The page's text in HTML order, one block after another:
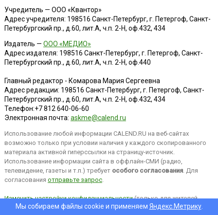
Учредитель — ООО «Квантор»
Адрес учредителя: 198516 Санкт-Петербург, г. Петергоф, Санкт-
Петербургский пр., д.60, лит.А, ч.п. 2-Н, оф.432, 434
Издатель — ООО «МЕДИО»
Адрес издателя: 198516 Санкт-Петербург, г. Петергоф, Санкт-
Петербургский пр., д.60, лит.А, ч.п. 2-Н, оф.440
Главный редактор - Комарова Мария Сергеевна
Адрес редакции: 198516 Санкт-Петербург, г. Петергоф, Санкт-
Петербургский пр., д.60, лит.А, ч.п. 2-Н, оф.432, 434
Телефон:+7 812 640-06-60
Электронная почта: askme@calend.ru
Использование любой информации CALEND.RU на веб-сайтах
возможно только при условии наличия у каждого скопированного
материала активной гиперссылки на страницу-источник.
Использование информации сайта в оффлайн-СМИ (радио,
телевидение, газеты и т.п.) требует особого согласования. Для
согласования отправьте запрос.
Изменить настройки конфиденциальности(только для жителей
EEA).Мы собираем файлы cookie и применяем Яндекс.Метрику.